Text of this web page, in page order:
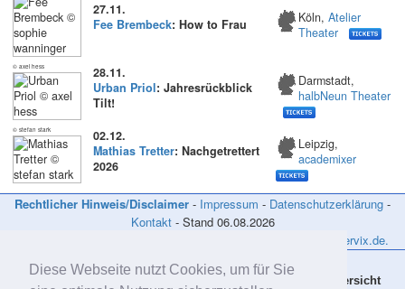
Diese Webseite nutzt Cookies, um für Sie
27.11.
Fee Brembeck: How to Frau Köln, Atelier
Theater
© axel hess
28.11.
Urban Priol: Jahresrückblick
Tilt!
Darmstadt,
halbNeun Theater
© stefan stark
02.12.
Mathias Tretter: Nachgetrettert
2026
Leipzig,
academixer
Rechtlicher Hinweis/Disclaimer - Impressum - Datenschutzerklärung -
Kontakt- Stand 06.08.2026
Tickets, Eintrittskarten und Karten Online Vorverkauf: www.reservix.de.
Links Übersicht